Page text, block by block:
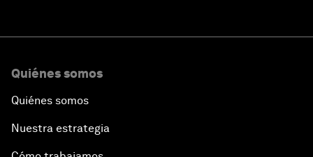
Quiénes somos
Quiénes somos
Nuestra estrategia